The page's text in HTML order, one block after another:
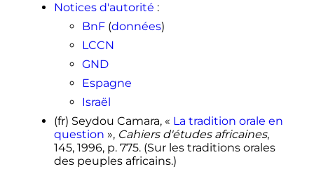
Notices d'autorité :
BnF(données)
LCCN
GND
Espagne
Israël
(fr) Seydou Camara, « La tradition orale en
question », Cahiers d'études africaines,
145, 1996, p.775. (Sur les traditions orales
des peuples africains.)